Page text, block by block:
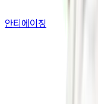
안티에이징